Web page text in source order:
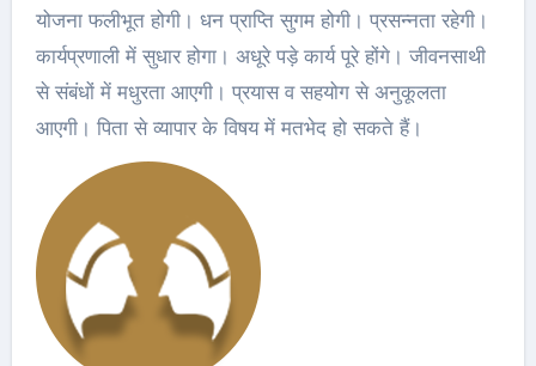
योजना फलीभूत होगी। धन प्राप्ति सुगम होगी। प्रसन्नता रहेगी।
कार्यप्रणाली में सुधार होगा। अधूरे पड़े कार्य पूरे होंगे। जीवनसाथी
से संबंधों में मधुरता आएगी। प्रयास व सहयोग से अनुकूलता
आएगी। पिता से व्यापार के विषय में मतभेद हो सकते हैं।